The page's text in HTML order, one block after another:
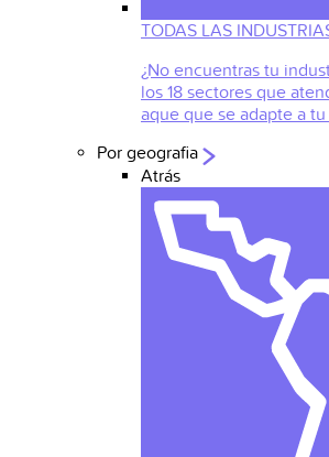
TODAS LAS
¿No encuentras tu
los 18 sectores que
aque que se adapte a
Por geografia
Atrás